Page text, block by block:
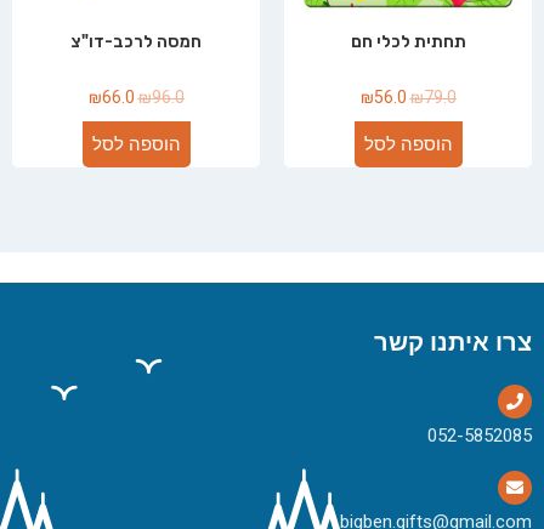
תחתית לכלי חם
₪79.0
₪56.0
הוספה לסל
חמסה לרכב-דו"צ
₪96.0
₪66.0
הוספה לסל
צרו איתנו קשר
bigben.gifts@gmail.com